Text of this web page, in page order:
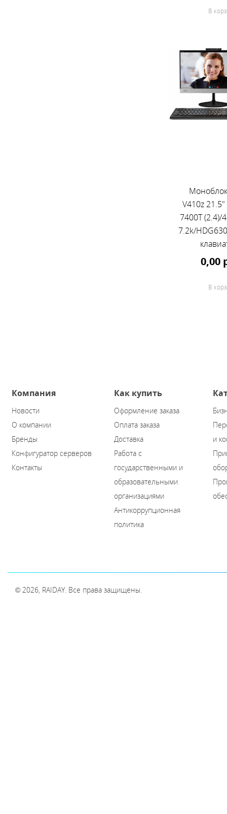
В
V410z
7400T (2.4)/
7.2k/
мышь/0,00
В
Компания
Новости
О компании
Бренды
Конфигуратор серверов
Контакты
Как купить
Оформление заказа
Оплата заказа
Доставка
Работа с
государственными и
образовательными
организациями
Антикоррупционная
политика
и
© 2026, RAIDAY. Все права защищены.